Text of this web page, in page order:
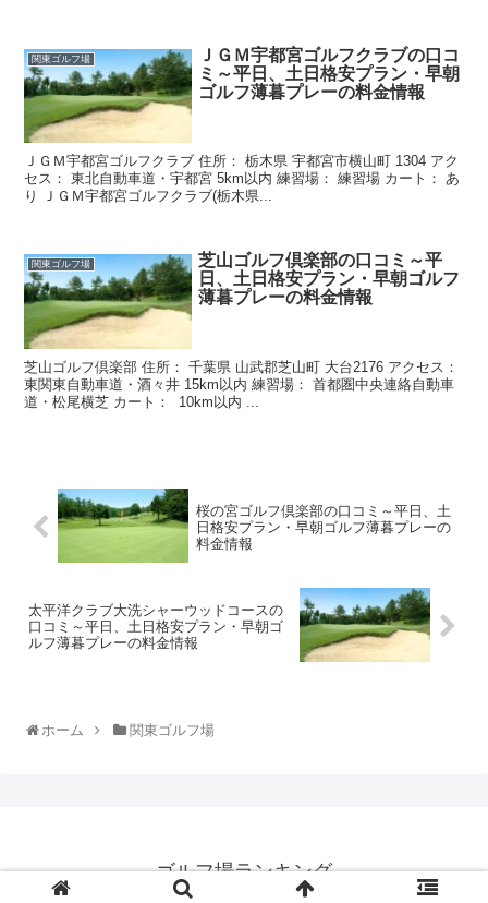
関東ゴルフ場
ＪＧＭ宇都宮ゴルフクラブの口コ
ミ～平日、土日格安プラン・早朝
ゴルフ薄暮プレーの料金情報
ＪＧＭ宇都宮ゴルフクラブ 住所： 栃木県 宇都宮市横山町 1304 アク
セス： 東北自動車道・宇都宮 5km以内 練習場： 練習場 カート： あ
り ＪＧＭ宇都宮ゴルフクラブ(栃木県...
関東ゴルフ場
芝山ゴルフ倶楽部の口コミ～平
日、土日格安プラン・早朝ゴルフ
薄暮プレーの料金情報
芝山ゴルフ倶楽部 住所： 千葉県 山武郡芝山町 大台2176 アクセス：
東関東自動車道・酒々井 15km以内 練習場： 首都圏中央連絡自動車
道・松尾横芝 カート： 10km以内 ...
桜の宮ゴルフ倶楽部の口コミ～平日、土
日格安プラン・早朝ゴルフ薄暮プレーの
料金情報
太平洋クラブ大洗シャーウッドコースの
口コミ～平日、土日格安プラン・早朝ゴ
ルフ薄暮プレーの料金情報
ホーム 関東ゴルフ場
ゴルフ場ランキング